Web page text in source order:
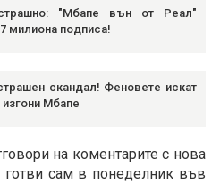
"Мбапе вън от Реал"
милиона подписа!
скандал! Феновете искат
Мбапе
на коментарите с нова
готви сам в понеделник във